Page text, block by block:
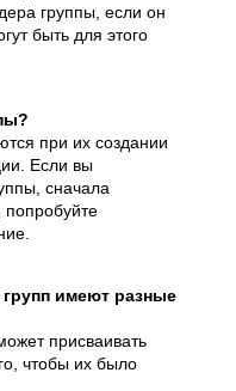
группы, если он
быть для этого
при их создании
Если вы
сначала
попробуйте
имеют разные
присваивать
чтобы их было